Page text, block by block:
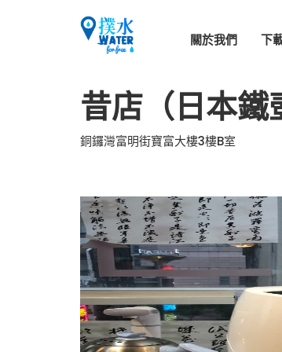
關於我們 下
昔店（日本鐵
銅鑼灣富明街寶富大樓3樓B室